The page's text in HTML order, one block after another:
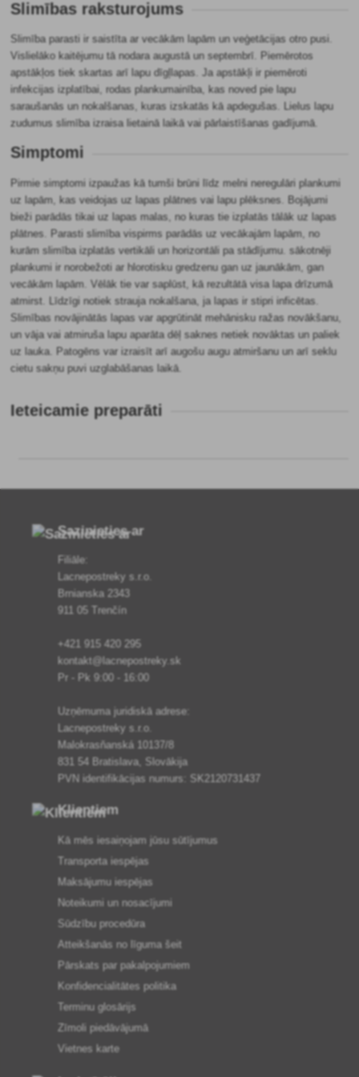
Slimības raksturojums
Slimība parasti ir saistīta ar vecākām lapām un veģetācijas otro pusi.
Vislielāko kaitējumu tā nodara augustā un septembrī. Piemērotos
apstākļos tiek skartas arī lapu dīgļlapas. Ja apstākļi ir piemēroti
infekcijas izplatībai, rodas plankumainība, kas noved pie lapu
saraušanās un nokalšanas, kuras izskatās kā apdegušas. Lielus lapu
zudumus slimība izraisa lietainā laikā vai pārlaistīšanas gadījumā.
Simptomi
Pirmie simptomi izpaužas kā tumši brūni līdz melni neregulāri plankumi
uz lapām, kas veidojas uz lapas plātnes vai lapu plēksnes. Bojājumi
bieži parādās tikai uz lapas malas, no kuras tie izplatās tālāk uz lapas
plātnes. Parasti slimība vispirms parādās uz vecākajām lapām, no
kurām slimība izplatās vertikāli un horizontāli pa stādījumu. sākotnēji
plankumi ir norobežoti ar hlorotisku gredzenu gan uz jaunākām, gan
vecākām lapām. Vēlāk tie var saplūst, kā rezultātā visa lapa drīzumā
atmirst. Līdzīgi notiek strauja nokalšana, ja lapas ir stipri inficētas.
Slimības novājinātās lapas var apgrūtināt mehānisku ražas novākšanu,
un vāja vai atmiruša lapu aparāta dēļ saknes netiek novāktas un paliek
uz lauka. Patogēns var izraisīt arī augošu augu atmiršanu un arī seklu
cietu sakņu puvi uzglabāšanas laikā.
Ieteicamie preparāti
Sazinieties ar
Filiāle:
Lacnepostreky s.r.o.
Brnianska 2343
911 05 Trenčín
+421 915 420 295
kontakt@lacnepostreky.sk
Pr - Pk 9:00 - 16:00
Uzņēmuma juridiskā adrese:
Lacnepostreky s.r.o.
Malokrasňanská 10137/8
831 54 Bratislava, Slovākija
PVN identifikācijas numurs: SK2120731437
Klientiem
Kā mēs iesaiņojam jūsu sūtījumus
Transporta iespējas
Maksājumu iespējas
Noteikumi un nosacījumi
Sūdzību procedūra
Atteikšanās no līguma šeit
Pārskats par pakalpojumiem
Konfidencialitātes politika
Terminu glosārijs
Zīmoli piedāvājumā
Vietnes karte